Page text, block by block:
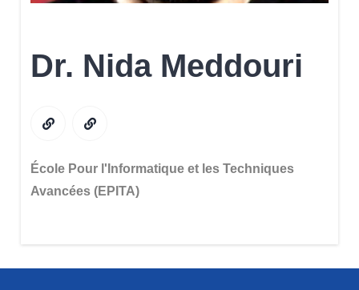
Dr. Nida Meddouri
École Pour l'Informatique et les Techniques
Avancées (EPITA)